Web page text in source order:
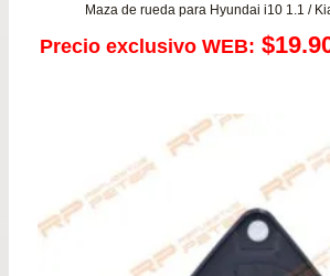
Maza de rueda para Hyundai i10 1.1 /
Precio exclusivo WEB: $